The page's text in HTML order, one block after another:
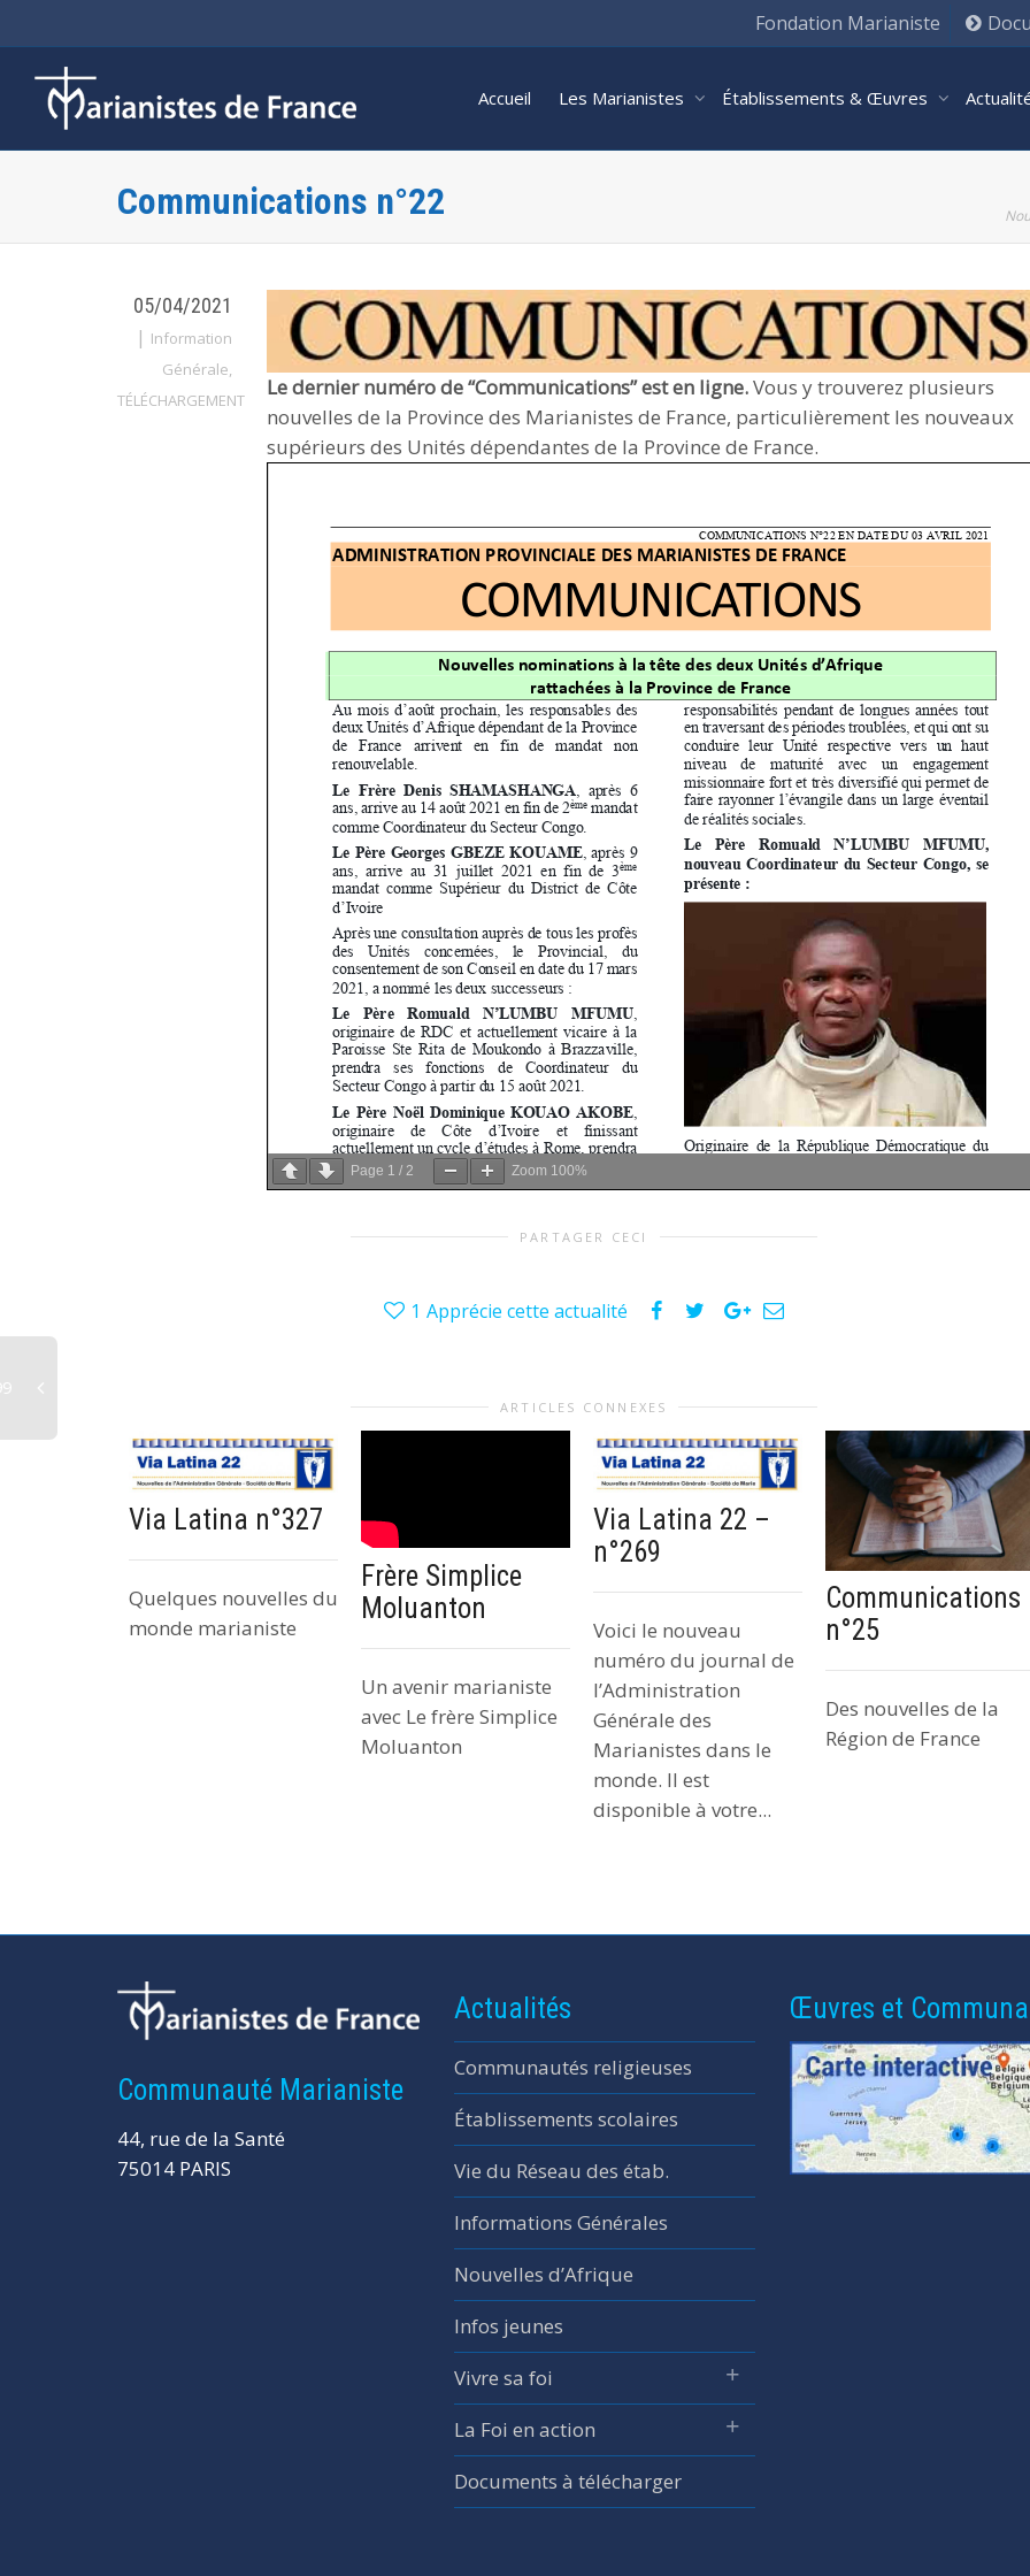
Fondation Marianiste
Accueil Les Marianistes Établissements & Œuvres
Communications n°22
05/04/2021
| Information
Générale,
TÉLÉCHARGEMENT
Le dernier numéro de “Communications” est en ligne.Vous y trouverez plusieurs
nouvelles de la Province des Marianistes de France, particulièrement les nouveaux
supérieurs des Unités dépendantes de la Province de France.
Page 1 / 2 Zoom 100%
PARTAGER CECI
1 Apprécie cette actualité
ARTICLES CONNEXES
Via Latina n°327
Quelques nouvelles du
monde marianiste
Frère Simplice
Moluanton
Un avenir marianiste
avec Le frère Simplice
Moluanton
Via Latina 22 –
n°269
Voici le nouveau
numéro du journal de
l’Administration
Générale des
Marianistes dans le
monde. Il est
disponible à votre...
Communications
n°25
Des nouvelles de la
Région de France
Communauté Marianiste
44, rue de la Santé
75014 PARIS
Actualités
Communautés religieuses
Établissements scolaires
Vie du Réseau des étab.
Informations Générales
Nouvelles d’Afrique
Infos jeunes
Vivre sa foi
La Foi en action
Documents à télécharger
Œuvres et